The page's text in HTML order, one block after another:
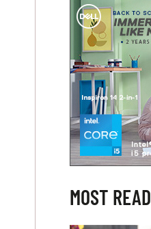
MOST READ